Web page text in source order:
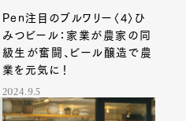
Pen注目のブルワリー〈4〉ひ
みつビール：家業が農家の同
級生が奮闘、ビール醸造で農
業を元気に！
2024.9.5